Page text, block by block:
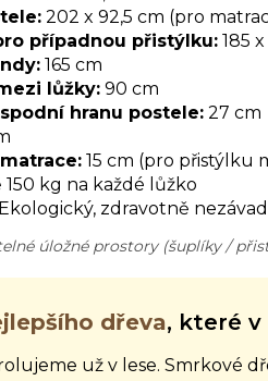
202 x 92,5 cm (pro
případnou přistýlku: 185
165 cm
lůžky: 90 cm
hranu postele: 27 cm
15 cm (pro přistýlku
kg na každé lůžko
Ekologický, zdravotně
úložné prostory (šuplíky /
dřeva, které v
už v lese. Smrkové